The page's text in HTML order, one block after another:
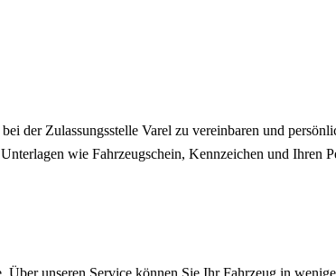
der Zulassungsstelle Varel zu vereinbaren und
wie Fahrzeugschein, Kennzeichen und Ihren
unseren Service können Sie Ihr Fahrzeug in